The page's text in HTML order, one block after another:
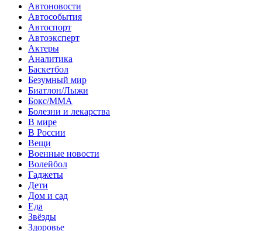
Автоновости
Автособытия
Автоспорт
Автоэксперт
Актеры
Аналитика
Баскетбол
Безумный мир
Биатлон/Лыжи
Бокс/MMA
Болезни и лекарства
В мире
В России
Вещи
Военные новости
Волейбол
Гаджеты
Дети
Дом и сад
Еда
Звёзды
Здоровье